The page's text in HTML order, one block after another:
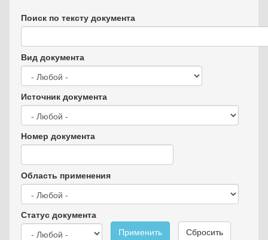
Поиск по тексту документа
Вид документа
Источник документа
Номер документа
Область применения
Статус документа
Применить
Сбросить